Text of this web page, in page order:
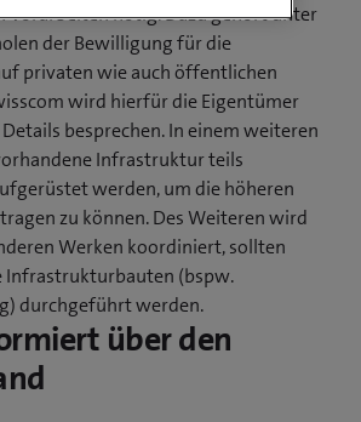
Vorarbeiten nötig. Dazu gehört unter
der Bewilligung für die
privaten wie auch öffentlichen
wird hierfür die Eigentümer
besprechen. In einem weiteren
Infrastruktur teils
werden, um die höheren
zu können. Des Weiteren wird
Werken koordiniert, sollten
Infrastrukturbauten (bspw.
durchgeführt werden.
über den